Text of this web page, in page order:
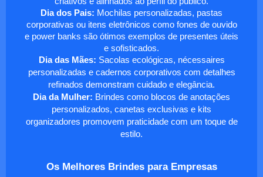
Dia dos Pais: Mochilas personalizadas, pastas
corporativas ou itens eletrônicos como fones de ouvido
e power banks são ótimos exemplos de presentes úteis
e sofisticados.
Dia das Mães: Sacolas ecológicas, nécessaires
personalizadas e cadernos corporativos com detalhes
refinados demonstram cuidado e elegância.
Dia da Mulher: Brindes como blocos de anotações
personalizados, canetas exclusivas e kits
organizadores promovem praticidade com um toque de
estilo.
Os Melhores Brindes para Empresas